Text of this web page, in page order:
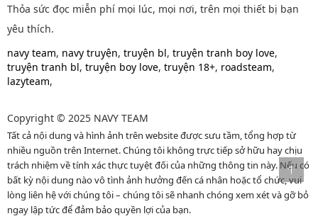
Thỏa sức đọc miễn phí mọi lúc, mọi nơi, trên mọi thiết bị bạn
yêu thích.
navy team, navy truyện, truyện bl, truyện tranh boy love,
truyện tranh bl, truyện boy love, truyện 18+, roadsteam,
lazyteam,
Copyright © 2025 NAVY TEAM
Tất cả nội dung và hình ảnh trên website được sưu tầm, tổng hợp từ
nhiều nguồn trên Internet. Chúng tôi không trực tiếp sở hữu hay chịu
trách nhiệm về tính xác thực tuyệt đối của những thông tin này. Nếu có
bất kỳ nội dung nào vô tình ảnh hưởng đến cá nhân hoặc tổ chức, vui
lòng liên hệ với chúng tôi – chúng tôi sẽ nhanh chóng xem xét và gỡ bỏ
ngay lập tức để đảm bảo quyền lợi của bạn.